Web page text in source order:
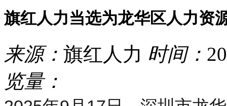
旗红人力当选为龙华区人力资
来源： 旗红人力 时间：
览量：